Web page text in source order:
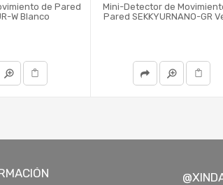
de Pared
W Blanco
Mini-Detector de
Pared SEKKYURNANO-GR